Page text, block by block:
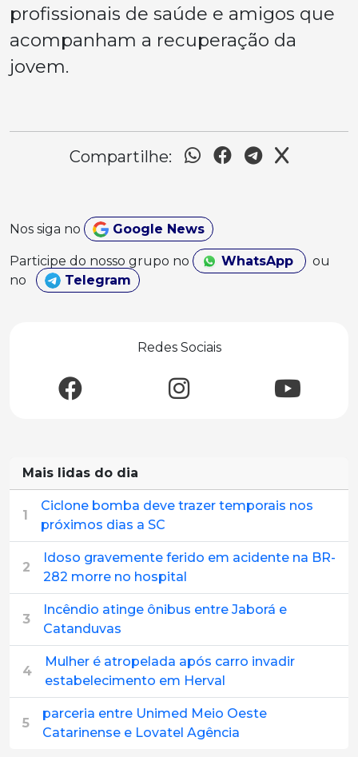
profissionais de saúde e amigos que
acompanham a recuperação da
jovem.
Compartilhe:
Nos siga no Google News
Participe do nosso grupo no WhatsApp
ou
no
Telegram
Redes Sociais
Mais lidas do dia
1
Ciclone bomba deve trazer temporais nos
próximos dias a SC
2
Idoso gravemente ferido em acidente na BR-
282 morre no hospital
3
Incêndio atinge ônibus entre Jaborá e
Catanduvas
4
Mulher é atropelada após carro invadir
estabelecimento em Herval
5
parceria entre Unimed Meio Oeste
Catarinense e Lovatel Agência